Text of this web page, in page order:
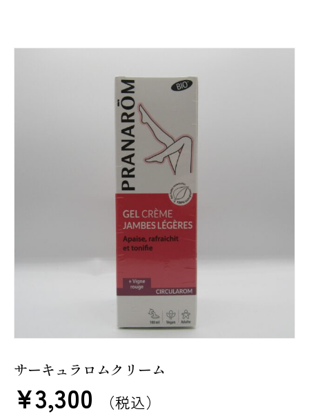
サーキュラロムクリーム
¥3,300 （税込）